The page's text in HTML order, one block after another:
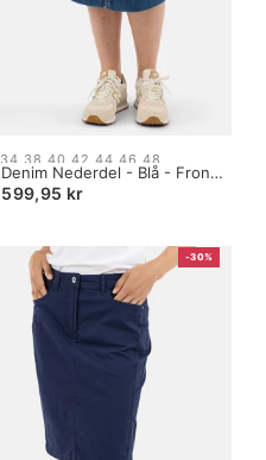
Denim Nederdel - Blå - Front
Slids
599,95 kr
Size:
34
selected
34 38 40 42 44 46 48
-30%